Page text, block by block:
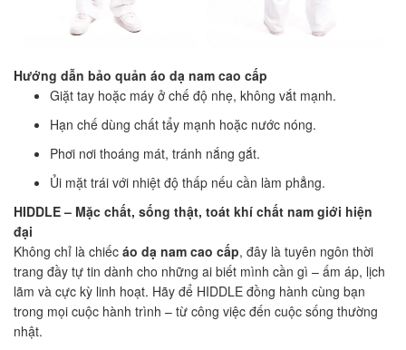
Hướng dẫn bảo quản áo dạ nam cao cấp
Giặt tay hoặc máy ở chế độ nhẹ, không vắt mạnh.
Hạn chế dùng chất tẩy mạnh hoặc nước nóng.
Phơi nơi thoáng mát, tránh nắng gắt.
Ủi mặt trái với nhiệt độ thấp nếu cần làm phẳng.
HIDDLE – Mặc chất, sống thật, toát khí chất nam giới hiện
đại
Không chỉ là chiếc áo dạ nam cao cấp, đây là tuyên ngôn thời
trang đầy tự tin dành cho những ai biết mình cần gì – ấm áp, lịch
lãm và cực kỳ linh hoạt. Hãy để HIDDLE đồng hành cùng bạn
trong mọi cuộc hành trình – từ công việc đến cuộc sống thường
nhật.